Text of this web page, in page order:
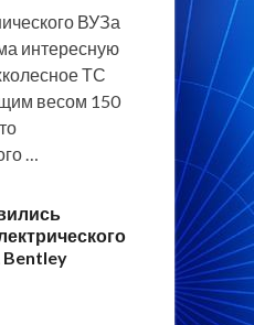
ВУЗа
интересную
ТС
весом 150
…